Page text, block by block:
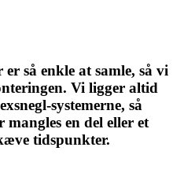
er så enkle at samle, så vi
Vi ligger altid
systemerne, så
en del eller et
tidspunkter.